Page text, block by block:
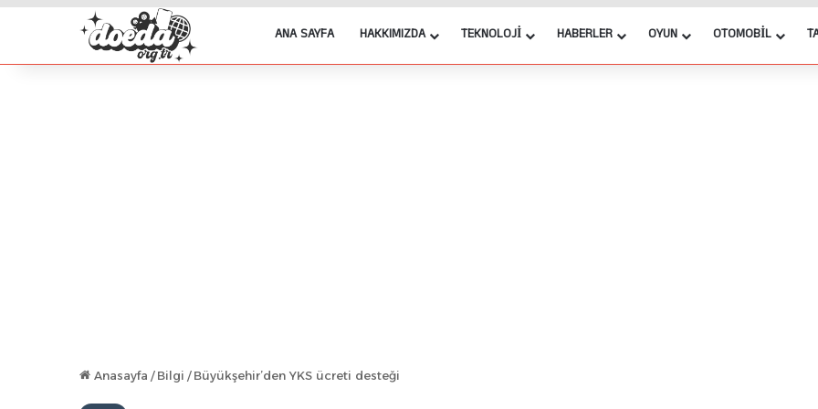
ANA SAYFA HAKKIMIZDA TEKNOLOJI HABERLER OYUN OTOMOBIL
Anasayfa / Bilgi / Büyükşehir’den YKS ücreti desteği